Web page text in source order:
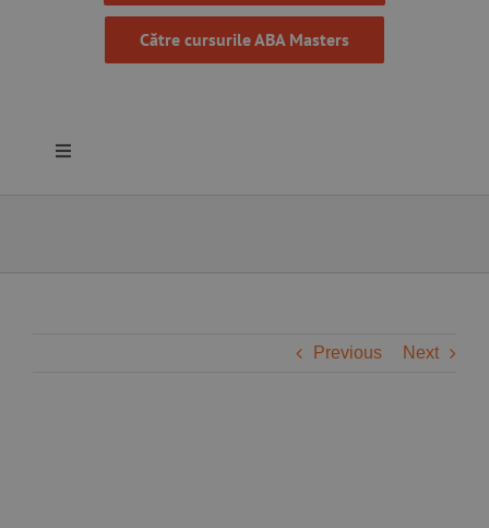
Către cursurile ABA Masters
Toggle
Previous Next